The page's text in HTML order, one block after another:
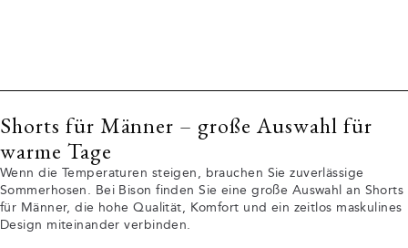
Shorts für Männer – große Auswahl für
warme Tage
Wenn die Temperaturen steigen, brauchen Sie zuverlässige
Sommerhosen. Bei Bison finden Sie eine große Auswahl an Shorts
für Männer, die hohe Qualität, Komfort und ein zeitlos maskulines
Design miteinander verbinden.